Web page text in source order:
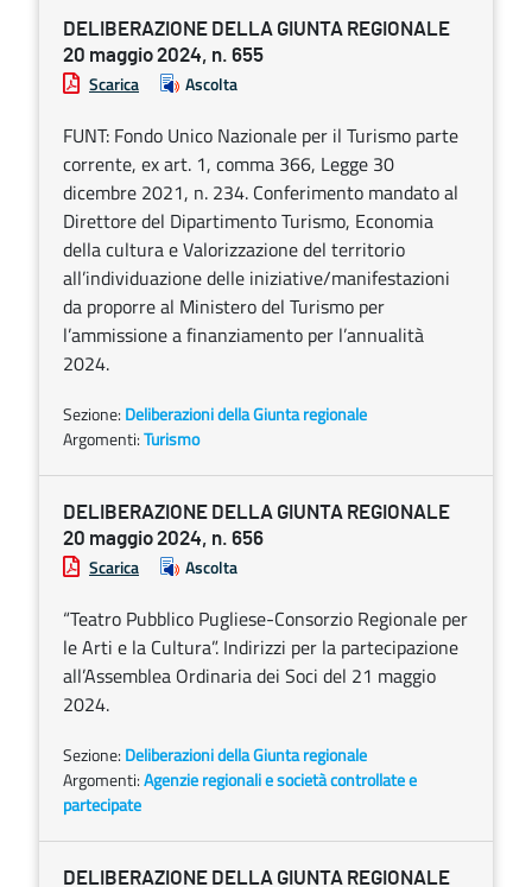
DELIBERAZIONE DELLA GIUNTA REGIONALE
20 maggio 2024, n. 655
Scarica Ascolta
FUNT: Fondo Unico Nazionale per il Turismo parte
corrente, ex art. 1, comma 366, Legge 30
dicembre 2021, n. 234. Conferimento mandato al
Direttore del Dipartimento Turismo, Economia
della cultura e Valorizzazione del territorio
all’individuazione delle iniziative/manifestazioni
da proporre al Ministero del Turismo per
l’ammissione a finanziamento per l’annualità
2024.
Sezione: Deliberazioni della Giunta regionale
Argomenti:Turismo
DELIBERAZIONE DELLA GIUNTA REGIONALE
20 maggio 2024, n. 656
Scarica Ascolta
“Teatro Pubblico Pugliese-Consorzio Regionale per
le Arti e la Cultura”. Indirizzi per la partecipazione
all’Assemblea Ordinaria dei Soci del 21 maggio
2024.
Sezione: Deliberazioni della Giunta regionale
Argomenti:Agenzie regionali e società controllate e
partecipate
DELIBERAZIONE DELLA GIUNTA REGIONALE